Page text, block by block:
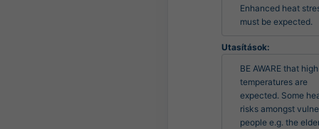
Enhanced heat
must be expected.
Utasítások:
BE AWARE that high
temperatures are
expected. Some
risks amongst
people e.g. the